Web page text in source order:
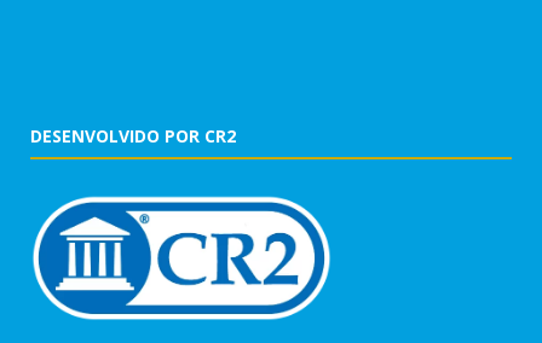
DESENVOLVIDO POR CR2